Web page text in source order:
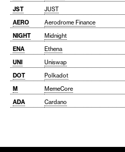
JST
JUST
AERO
Aerodrome Finance
NIGHT
Midnight
ENA
Ethena
UNI
Uniswap
DOT
Polkadot
M
MemeCore
ADA
Cardano